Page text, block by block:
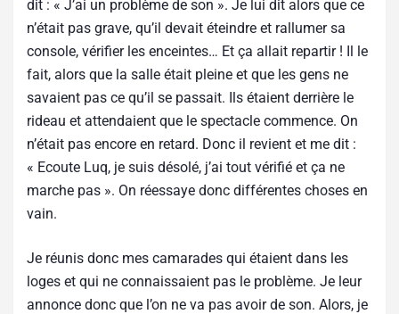
dit : « J’ai un problème de son ». Je lui dit alors que ce
n’était pas grave, qu’il devait éteindre et rallumer sa
console, vérifier les enceintes… Et ça allait repartir ! Il le
fait, alors que la salle était pleine et que les gens ne
savaient pas ce qu’il se passait. Ils étaient derrière le
rideau et attendaient que le spectacle commence. On
n’était pas encore en retard. Donc il revient et me dit :
« Ecoute Luq, je suis désolé, j’ai tout vérifié et ça ne
marche pas ». On réessaye donc différentes choses en
vain.
Je réunis donc mes camarades qui étaient dans les
loges et qui ne connaissaient pas le problème. Je leur
annonce donc que l’on ne va pas avoir de son. Alors, je